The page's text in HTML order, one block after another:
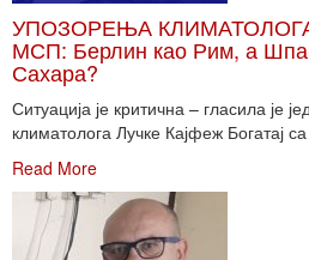
УПОЗОРЕЊА
МСП: Берлин као Рим, а
Сахара?
Ситуација је критична – гласила је
климатолога Лучке Кајфеж Богатај
Read More